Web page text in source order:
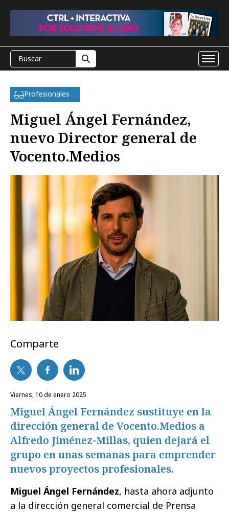
Profesionales
Miguel Ángel Fernández,
nuevo Director general de
Vocento.Medios
Comparte
viernes, 10 de enero 2025
Miguel Ángel Fernández sustituye en la
dirección general de Vocento.Medios a
Alfredo Jiménez-Millas, quien dejará el
grupo en unas semanas para emprender
nuevos proyectos profesionales.
Miguel Ángel Fernández, hasta ahora adjunto
a la dirección general comercial de Prensa